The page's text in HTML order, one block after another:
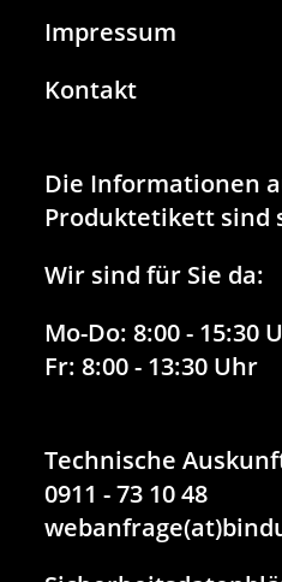
Impressum
Kontakt
Die Informationen
Produktetikett sind
Wir sind für Sie da:
Mo-Do: 8:00 - 15:30
Fr: 8:00 - 13:30 Uhr
Technische
0911 - 73 10 48